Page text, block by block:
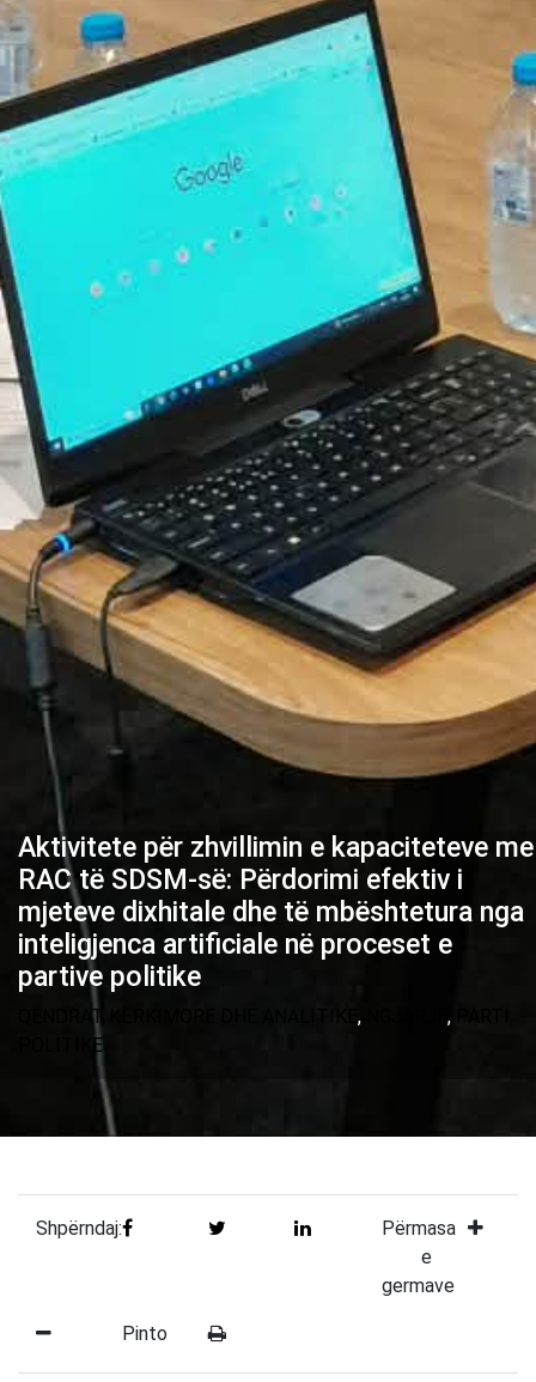
Aktivitete për zhvillimin e kapaciteteve me
RAC të SDSM-së: Përdorimi efektiv i
mjeteve dixhitale dhe të mbështetura nga
inteligjenca artificiale në proceset e
partive politike
QENDRAT KËRKIMORE DHE ANALITIKE , ,
POLITIKE
Shpërndaj:
Përmasa
e
germave
Pinto